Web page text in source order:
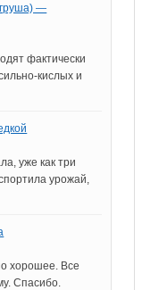
—
фактически
кислых и
уже как три
урожай,
хорошее. Все
Спасибо.